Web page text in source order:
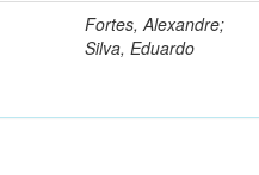
Fortes, Alexandre;
Silva, Eduardo